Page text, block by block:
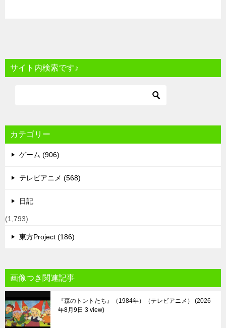
サイト内検索です♪
カテゴリー
ゲーム (906)
テレビアニメ (568)
日記
(1,793)
東方Project (186)
画像つき関連記事
『森のトントたち』（1984年）（テレビアニメ）
2026
年8月9日 3 view